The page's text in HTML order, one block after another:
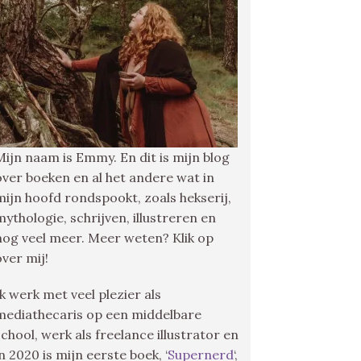
naam is Emmy. En dit is mijn blog
boeken en al het andere wat in
hoofd rondspookt, zoals hekserij,
schrijven, illustreren en
veel meer. Meer weten? Klik op
mij!
werk met veel plezier als
op een middelbare
werk als freelance illustrator en
2020 is mijn eerste boek, ‘Supernerd‘,